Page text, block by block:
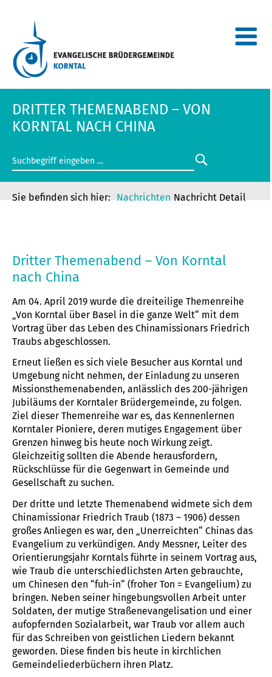
DRITTER THEMENABEND – VON
KORNTAL NACH CHINA
Nachrichten Nachricht Detail
Dritter Themenabend – Von Korntal
nach China
Am 04. April 2019 wurde die dreiteilige Themenreihe
„Von Korntal über Basel in die ganze Welt“ mit dem
Vortrag über das Leben des Chinamissionars Friedrich
Traubs abgeschlossen.
Erneut ließen es sich viele Besucher aus Korntal und
Umgebung nicht nehmen, der Einladung zu unseren
Missionsthemenabenden, anlässlich des 200-jährigen
Jubiläums der Korntaler Brüdergemeinde, zu folgen.
Ziel dieser Themenreihe war es, das Kennenlernen
Korntaler Pioniere, deren mutiges Engagement über
Grenzen hinweg bis heute noch Wirkung zeigt.
Gleichzeitig sollten die Abende herausfordern,
Rückschlüsse für die Gegenwart in Gemeinde und
Gesellschaft zu suchen.
Der dritte und letzte Themenabend widmete sich dem
Chinamissionar Friedrich Traub (1873 – 1906) dessen
großes Anliegen es war, den „Unerreichten“ Chinas das
Evangelium zu verkündigen. Andy Messner, Leiter des
Orientierungsjahr Korntals führte in seinem Vortrag aus,
wie Traub die unterschiedlichsten Arten gebrauchte,
um Chinesen den “fuh-in“ (froher Ton = Evangelium) zu
bringen. Neben seiner hingebungsvollen Arbeit unter
Soldaten, der mutige Straßenevangelisation und einer
aufopfernden Sozialarbeit, war Traub vor allem auch
für das Schreiben von geistlichen Liedern bekannt
geworden. Diese finden bis heute in kirchlichen
Gemeindeliederbüchern ihren Platz.